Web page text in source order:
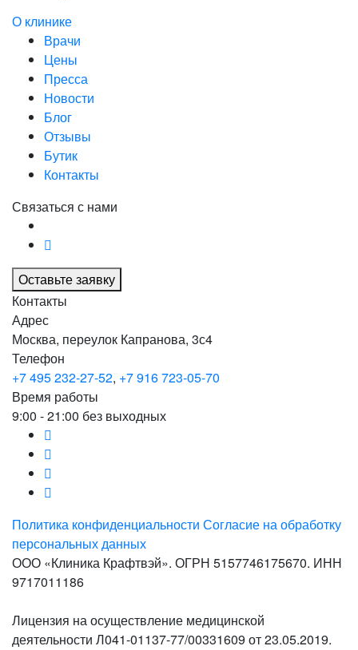
О клинике
Врачи
Цены
Пресса
Новости
Блог
Отзывы
Бутик
Контакты
Связаться с нами
Оставьте заявку
Контакты
Адрес
Москва, переулок Капранова, 3с4
Телефон
+7 495 232-27-52, +7 916 723-05-70
Время работы
9:00 - 21:00 без выходных
Политика конфиденциальности Согласие на обработку
персональных данных
ООО «Клиника Крафтвэй». ОГРН 5157746175670. ИНН
9717011186
Лицензия на осуществление медицинской
деятельности Л041-01137-77/00331609 от 23.05.2019.